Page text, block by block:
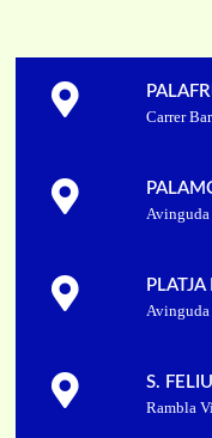
Carrer
Avinguda
S.
Rambla